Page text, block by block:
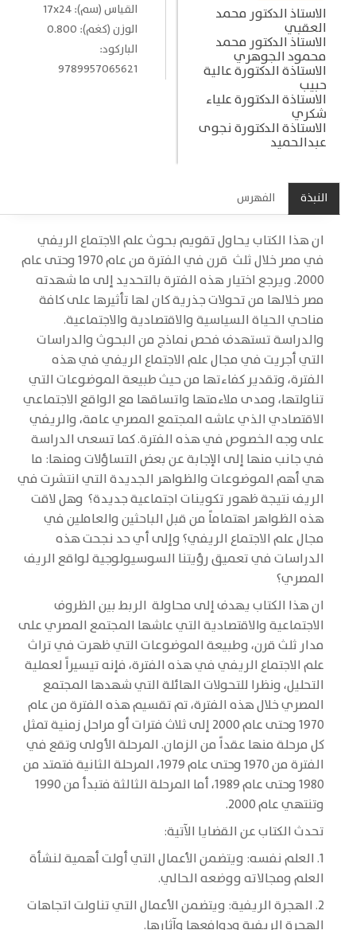
الاستاذ الدكتور محمد
العقبي
الاستاذ الدكتور محمد
محمود الجوهري
الاستاذة الدكتورة عالية
حبيب
الاستاذة الدكتورة علياء
شكري
الاستاذة الدكتورة نجوى
عبدالحميد
القياس (سم): 17x24
الوزن (كغم): 0.800
الباركود:
9789957065621
النبذة الفهرس
ان هذا الكتاب يحاول تقويم بحوث علم الاجتماع الريفي
في مصر خلال ثلث قرن في الفترة من عام 1970 وحتى عام
2000. ويرجع اختيار هذه الفترة بالتحديد إلى ما شهدته
مصر خلالها من تحولات جذرية كان لها تأثيرها على كافة
مناحي الحياة السياسية والاقتصادية والاجتماعية.
والدراسة تستهدف فحص نماذج من البحوث والدراسات
التي أجريت في مجال علم الاجتماع الريفي في هذه
الفترة، وتقدير كفاءتها من حيث طبيعة الموضوعات التي
تناولتها، ومدى ملاءمتها واتساقها مع الواقع الاجتماعي
الاقتصادي الذي عاشه المجتمع المصري عامة، والريفي
على وجه الخصوص في هذه الفترة. كما تسعى الدراسة
في جانب منها إلى الإجابة عن بعض التساؤلات ومنها: ما
هي أهم الموضوعات والظواهر الجديدة التي انتشرت في
الريف نتيجة ظهور تكوينات اجتماعية جديدة؟ وهل لاقت
هذه الظواهر اهتماماً من قبل الباحثين والعاملين في
مجال علم الاجتماع الريفي؟ وإلى أي حد نجحت هذه
الدراسات في تعميق رؤيتنا السوسيولوجية لواقع الريف
المصري؟
ان هذا الكتاب يهدف إلى محاولة الربط بين الظروف
الاجتماعية والاقتصادية التي عاشها المجتمع المصري على
مدار ثلث قرن، وطبيعة الموضوعات التي ظهرت في تراث
علم الاجتماع الريفي في هذه الفترة، فإنه تيسيراً لعملية
التحليل، ونظرا للتحولات الهائلة التي شهدها المجتمع
المصري خلال هذه الفترة، تم تقسيم هذه الفترة من عام
1970 وحتى عام 2000 إلى ثلاث فترات أو مراحل زمنية تمثل
كل مرحلة منها عقداً من الزمان. المرحلة الأولى وتقع في
الفترة من 1970 وحتى عام 1979، المرحلة الثانية فتمتد من
1980 وحتى عام 1989، أما المرحلة الثالثة فتبدأ من 1990
وتنتهي عام 2000.
تحدث الكتاب عن القضايا الآتية:
1. العلم نفسه: ويتضمن الأعمال التي أولت أهمية لنشأة
العلم ومجالاته ووضعه الحالي.
2. الهجرة الريفية: ويتضمن الأعمال التي تناولت اتجاهات
الهجرة الريفية ودوافعها وآثارها.